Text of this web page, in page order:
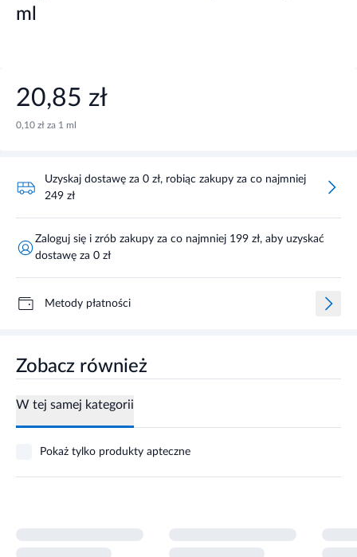
ml
20,85 zł
0,10 zł za 1 ml
Uzyskaj dostawę za 0 zł, robiąc zakupy za co najmniej
249 zł
Zaloguj się i zrób zakupy za co najmniej 199 zł, aby uzyskać
dostawę za 0 zł
Metody płatności
Zobacz również
W tej samej kategorii
Pokaż tylko produkty apteczne